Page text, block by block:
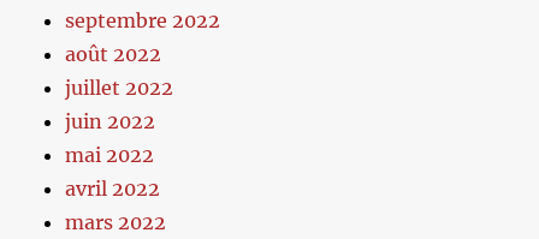
septembre 2022
août 2022
juillet 2022
juin 2022
mai 2022
avril 2022
mars 2022